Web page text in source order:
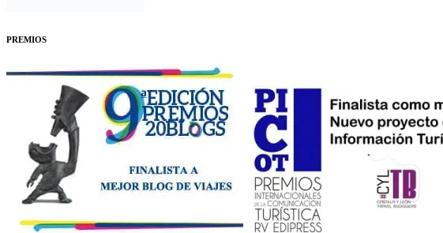
PREMIOS